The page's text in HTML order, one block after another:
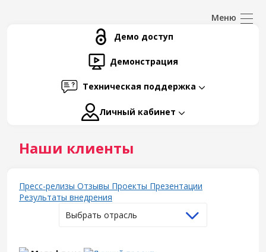
Демо доступ
Демонстрация
Техническая поддержка
Личный кабинет
Наши клиенты
Пресс-релизы Отзывы Проекты Презентации
Результаты внедрения
Выбрать отрасль